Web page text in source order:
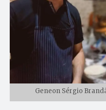
Geneon Sérgio